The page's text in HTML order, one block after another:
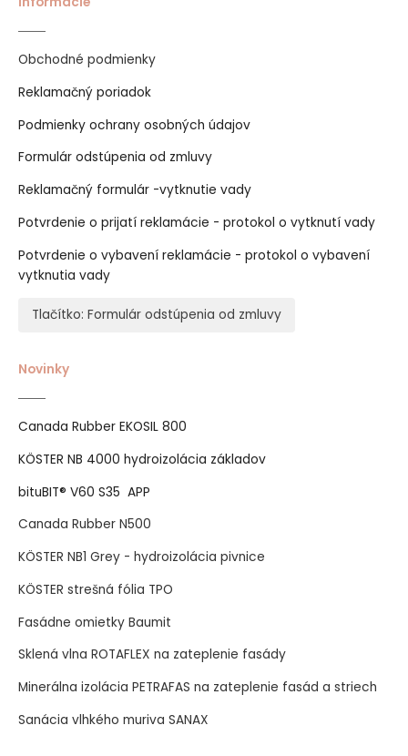
Obchodné podmienky
Reklamačný poriadok
Podmienky ochrany osobných údajov
Formulár odstúpenia od zmluvy
Reklamačný formulár -vytknutie vady
Potvrdenie o prijatí reklamácie - protokol o vytknutí vady
Potvrdenie o vybavení reklamácie - protokol o vybavení
vytknutia vady
Tlačítko: Formulár odstúpenia od zmluvy
Novinky
Canada Rubber EKOSIL 800
KÖSTER NB 4000 hydroizolácia základov
bituBIT® V60 S35 APP
Canada Rubber N500
KÖSTER NB1 Grey - hydroizolácia pivnice
KÖSTER strešná fólia TPO
Fasádne omietky Baumit
Sklená vlna ROTAFLEX na zateplenie fasády
Minerálna izolácia PETRAFAS na zateplenie fasád a striech
Sanácia vlhkého muriva SANAX